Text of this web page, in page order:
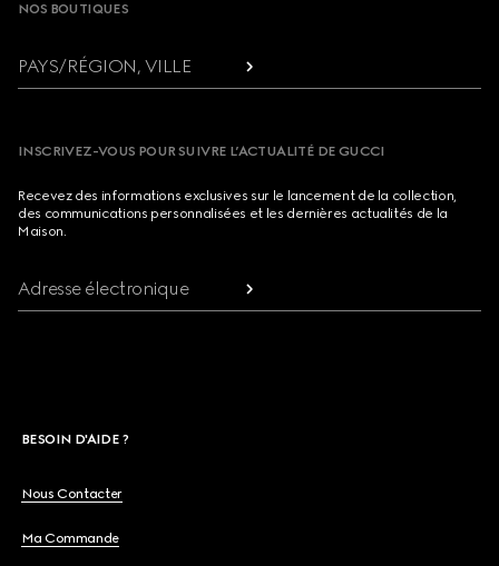
NOS BOUTIQUES
PAYS/RÉGION, VILLE
INSCRIVEZ-VOUS POUR SUIVRE L’ACTUALITÉ DE GUCCI
Recevez des informations exclusives sur le lancement de la collection,
des communications personnalisées et les dernières actualités de la
Maison.
Adresse électronique
BESOIN D'AIDE ?
Nous Contacter
Ma Commande